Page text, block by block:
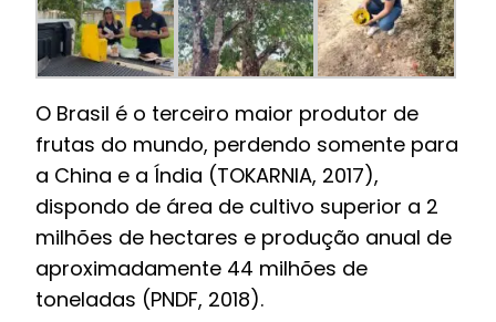
O Brasil é o terceiro maior produtor de
frutas do mundo, perdendo somente para
a China e a Índia (TOKARNIA, 2017),
dispondo de área de cultivo superior a 2
milhões de hectares e produção anual de
aproximadamente 44 milhões de
toneladas (PNDF, 2018).